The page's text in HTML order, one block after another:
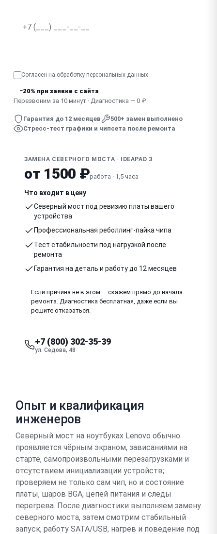
Согласен на обработку персональных данных
−20% при заявке с сайта
Перезвоним за 10 минут · Диагностика — 0 ₽
Гарантия до 12 месяцев
500+ замен выполнено
Стресс-тест графики и чипсета после ремонта
ЗАМЕНА СЕВЕРНОГО МОСТА · IDEAPAD 3
от 1500 ₽работа · 1,5 часа
Что входит в цену
Северный мост под ревизию платы вашего
устройства
Профессиональная реболлинг-пайка чипа
Тест стабильности под нагрузкой после
ремонта
Гарантия на деталь и работу до 12 месяцев
Если причина не в этом — скажем прямо до начала
ремонта. Диагностика бесплатная, даже если вы
решите отказаться.
+7 (800) 302-35-39
ул. Седова, 48
Опыт и квалификация
инженеров
Северный мост на ноутбуках Lenovo обычно
проявляется чёрным экраном, зависаниями на
старте, самопроизвольными перезагрузками и
отсутствием инициализации устройств;
проверяем не только сам чип, но и состояние
платы, шаров BGA, цепей питания и следы
перегрева. После диагностики выполняем замену
северного моста, затем смотрим стабильный
запуск, работу SATA/USB, нагрев и поведение под